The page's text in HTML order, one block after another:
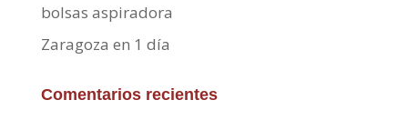
bolsas aspiradora
Zaragoza en 1 día
Comentarios recientes